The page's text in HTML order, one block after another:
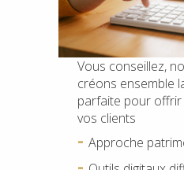
Vous conseillez,
créons ensemble
parfaite pour offrir
vos clients
Approche